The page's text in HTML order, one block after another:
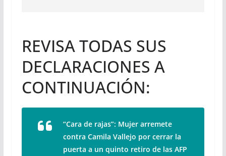
REVISA TODAS SUS
DECLARACIONES A
CONTINUACIÓN:
“Cara de rajas”: Mujer arremete
contra Camila Vallejo por cerrar la
puerta a un quinto retiro de las AFP